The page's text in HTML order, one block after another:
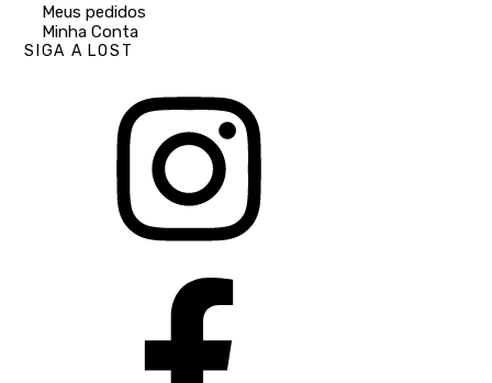
Meus pedidos
Minha Conta
SIGA A LOST